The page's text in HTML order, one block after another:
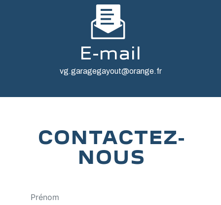
E-mail
vg.garagegayout@orange.fr
CONTACTEZ-
NOUS